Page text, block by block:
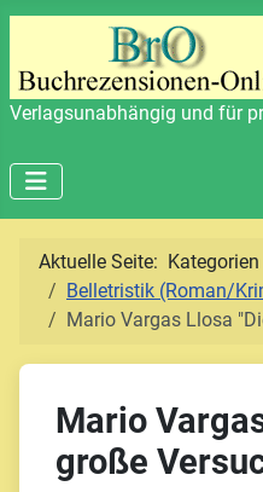
Verlagsunabhängig und für
Aktuelle Seite: Kategorien
Belletristik (Roman/
Mario Vargas Llosa
Mario
große